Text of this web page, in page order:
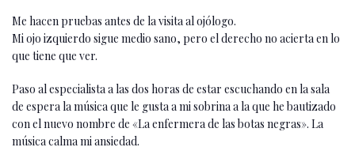
Me hacen pruebas antes de la visita al ojólogo.
Mi ojo izquierdo sigue medio sano, pero el derecho no acierta en lo
que tiene que ver.
Paso al especialista a las dos horas de estar escuchando en la sala
de espera la música que le gusta a mi sobrina a la que he bautizado
con el nuevo nombre de «La enfermera de las botas negras». La
música calma mi ansiedad.